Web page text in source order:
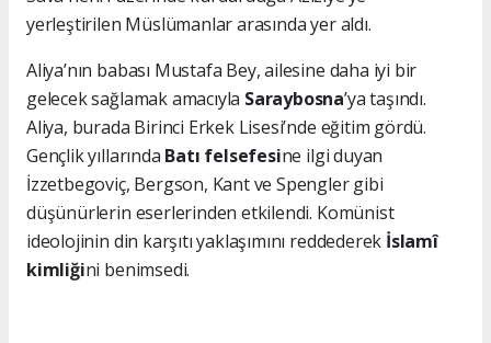
yerleştirilen Müslümanlar arasında yer aldı.
Aliya’nın babası Mustafa Bey, ailesine daha iyi bir
gelecek sağlamak amacıyla Saraybosna’ya taşındı.
Aliya, burada Birinci Erkek Lisesi’nde eğitim gördü.
Gençlik yıllarında Batı felsefesine ilgi duyan
İzzetbegoviç, Bergson, Kant ve Spengler gibi
düşünürlerin eserlerinden etkilendi. Komünist
ideolojinin din karşıtı yaklaşımını reddederek İslamî
kimliğini benimsedi.